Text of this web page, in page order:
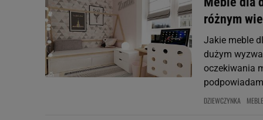
różnym
Jakie meble
dużym
oczekiwania
DZIEWCZYNKA MEBLE